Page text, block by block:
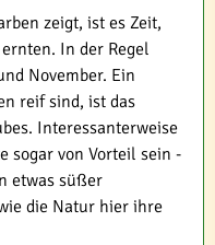
zeigt, ist es Zeit,
In der Regel
November. Ein
reif sind, ist das
Interessanterweise
sogar von Vorteil sein -
etwas süßer
die Natur hier ihre